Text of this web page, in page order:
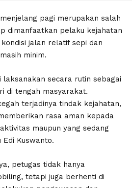
pagi merupakan salah
dimanfaatkan pelaku kejahatan
jalan relatif sepi dan
minim.
laksanakan secara rutin sebagai
di tengah masyarakat.
terjadinya tindak kejahatan,
rasa aman kepada
maupun yang sedang
Kuswanto.
petugas tidak hanya
tetapi juga berhenti di